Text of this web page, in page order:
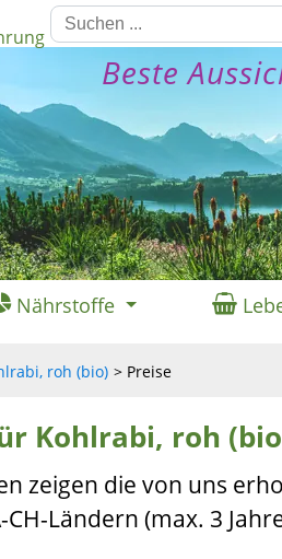
Beste
Nährstoffe
roh (bio) Preise
Kohlrabi, roh
zeigen die von uns
CH-Ländern (max. 3